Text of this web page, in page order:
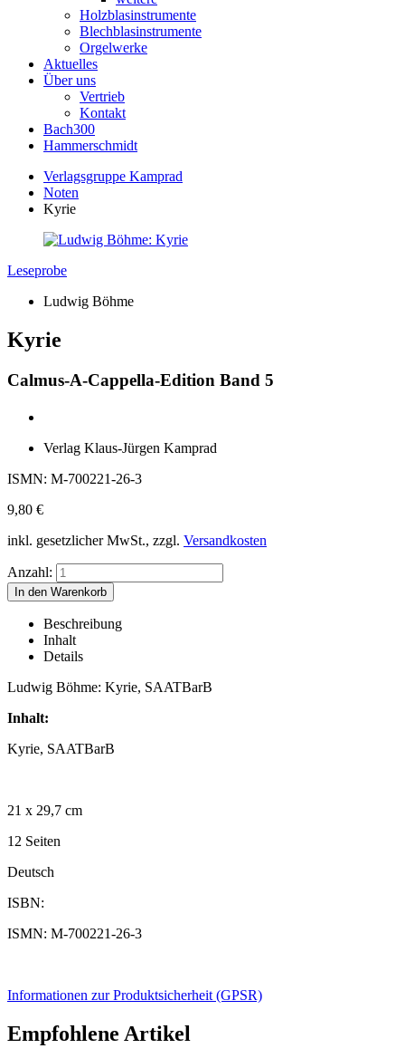
Holzblasinstrumente
Blechblasinstrumente
Orgelwerke
Aktuelles
Über uns
Vertrieb
Kontakt
Bach300
Hammerschmidt
Verlagsgruppe Kamprad
Noten
Kyrie
Leseprobe
Ludwig Böhme
Kyrie
Calmus-A-Cappella-Edition Band 5
Verlag Klaus-Jürgen Kamprad
ISMN: M-700221-26-3
9,80 €
inkl. gesetzlicher MwSt., zzgl. Versandkosten
Anzahl:
Beschreibung
Inhalt
Details
Ludwig Böhme: Kyrie, SAATBarB
Inhalt:
Kyrie, SAATBarB
21 x 29,7 cm
12 Seiten
Deutsch
ISBN:
ISMN: M-700221-26-3
Informationen zur Produktsicherheit (GPSR)
Empfohlene Artikel